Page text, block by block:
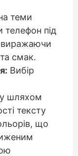
теми
телефон під
виражаючи
смак.
Вибір
шляхом
тексту
що